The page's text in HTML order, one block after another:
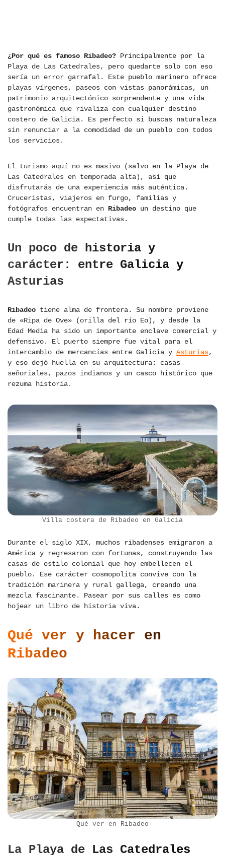
¿Por qué es famoso Ribadeo? Principalmente por la
Playa de Las Catedrales, pero quedarte solo con eso
sería un error garrafal. Este pueblo marinero ofrece
playas vírgenes, paseos con vistas panorámicas, un
patrimonio arquitectónico sorprendente y una vida
gastronómica que rivaliza con cualquier destino
costero de Galicia. Es perfecto si buscas naturaleza
sin renunciar a la comodidad de un pueblo con todos
los servicios.
El turismo aquí no es masivo (salvo en la Playa de
Las Catedrales en temporada alta), así que
disfrutarás de una experiencia más auténtica.
Cruceristas, viajeros en furgo, familias y
fotógrafos encuentran en Ribadeo un destino que
cumple todas las expectativas.
Un poco de historia y
carácter: entre Galicia y
Asturias
Ribadeo tiene alma de frontera. Su nombre proviene
de «Ripa de Ove» (orilla del río Eo), y desde la
Edad Media ha sido un importante enclave comercial y
defensivo. El puerto siempre fue vital para el
intercambio de mercancías entre Galicia y Asturias,
y eso dejó huella en su arquitectura: casas
señoriales, pazos indianos y un casco histórico que
rezuma historia.
Villa costera de Ribadeo en Galicia
Durante el siglo XIX, muchos ribadenses emigraron a
América y regresaron con fortunas, construyendo las
casas de estilo colonial que hoy embellecen el
pueblo. Ese carácter cosmopolita convive con la
tradición marinera y rural gallega, creando una
mezcla fascinante. Pasear por sus calles es como
hojear un libro de historia viva.
Qué ver y hacer en
Ribadeo
Qué ver en Ribadeo
La Playa de Las Catedrales